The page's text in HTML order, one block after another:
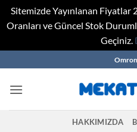
Sitemizde Yayınlanan Fiyatlar
Oranları ve Güncel Stok
Geçiniz.
to
content
HAKKIMIZDA